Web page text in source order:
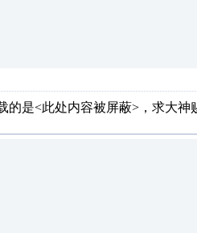
的是<此处内容被屏蔽>，求大神